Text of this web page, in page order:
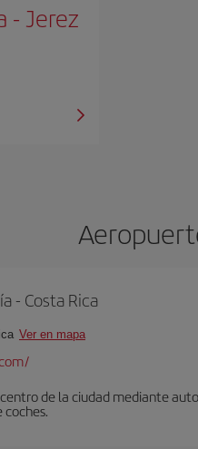
- Jerez
- Costa Rica
Ver en mapa
de la ciudad mediante